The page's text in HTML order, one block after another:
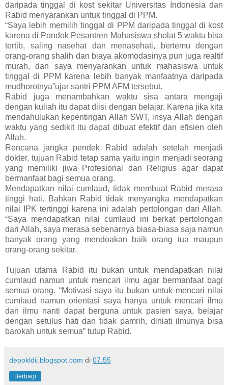
daripada tinggal di kost sekitar Universitas Indonesia dan
Rabid menyarankan untuk tinggal di PPM.
“Saya lebih memilih tinggal di PPM daripada tinggal di kost
karena di Pondok Pesantren Mahasiswa sholat 5 waktu bisa
tertib, saling nasehat dan menasehati, bertemu dengan
orang-orang shalih dan biaya akomodasinya pun juga realtif
murah, dan saya menyarankan untuk mahasiswa untuk
tinggal di PPM karena lebih banyak manfaatnya daripada
mudhorotnya”ujar santri PPM AFM tersebut.
Rabid juga menambahkan waktu sisa antara mengaji
dengan kuliah itu dapat diisi dengan belajar. Karena jika kita
mendahulukan kepentingan Allah SWT, insya Allah dengan
waktu yang sedikit itu dapat dibuat efektif dan efisien oleh
Allah.
Rencana jangka pendek Rabid adalah setelah menjadi
dokter, tujuan Rabid tetap sama yaitu ingin menjadi seorang
yang memiliki jiwa Profesional dan Religius agar dapat
bermanfaat bagi semua orang.
Mendapatkan nilai cumlaud, tidak membuat Rabid merasa
tinggi hati. Bahkan Rabid tidak menyangka mendapatkan
nilai IPK tertinggi karena ini adalah pertolongan dari Allah.
“Saya mendapatkan nilai cumlaud ini berkat pertolongan
dari Allah, saya merasa sebenarnya biasa-biasa saja namun
banyak orang yang mendoakan baik orang tua maupun
orang-orang sekitar.
Tujuan utama Rabid itu bukan untuk mendapatkan nilai
cumlaud namun untuk mencari ilmu agar bermanfaat bagi
semua orang. “Motivasi saya itu bukan untuk mencari nilai
cumlaud namun orientasi saya hanya untuk mencari ilmu
dan ilmu nanti dapat berguna untuk pasien saya, belajar
dengan setulus hati dan tidak pamrih, diniati ilmunya bisa
barokah untuk semua” tutup Rabid.
depokldii.blogspot.com di 07.55
Berbagi